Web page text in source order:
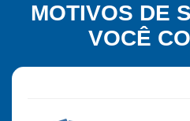
MOTIVOS DE
VOCÊ